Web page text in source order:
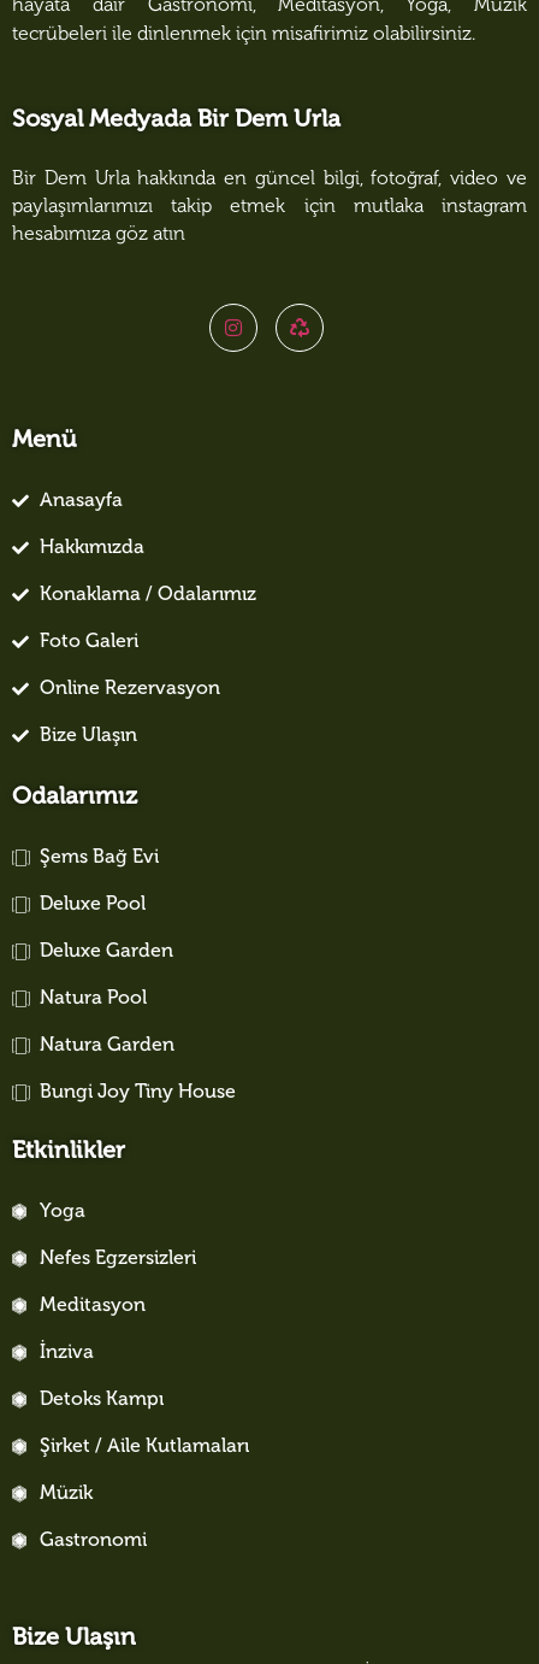
hayata dair Gastronomi, Meditasyon, Yoga, Müzik
tecrübeleri ile dinlenmek için misafirimiz olabilirsiniz.
Sosyal Medyada Bir Dem Urla
Bir Dem Urla hakkında en güncel bilgi, fotoğraf, video ve
paylaşımlarımızı takip etmek için mutlaka instagram
hesabımıza göz atın
Menü
Anasayfa
Hakkımızda
Konaklama / Odalarımız
Foto Galeri
Online Rezervasyon
Bize Ulaşın
Odalarımız
Şems Bağ Evi
Deluxe Pool
Deluxe Garden
Natura Pool
Natura Garden
Bungi Joy Tiny House
Etkinlikler
Yoga
Nefes Egzersizleri
Meditasyon
İnziva
Detoks Kampı
Şirket / Aile Kutlamaları
Müzik
Gastronomi
Bize Ulaşın